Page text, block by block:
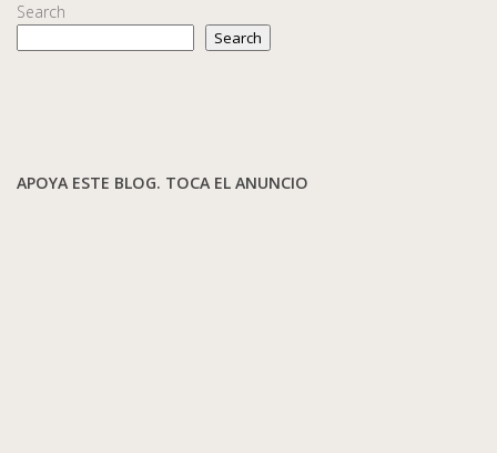
Search
Search
APOYA ESTE BLOG. TOCA EL ANUNCIO